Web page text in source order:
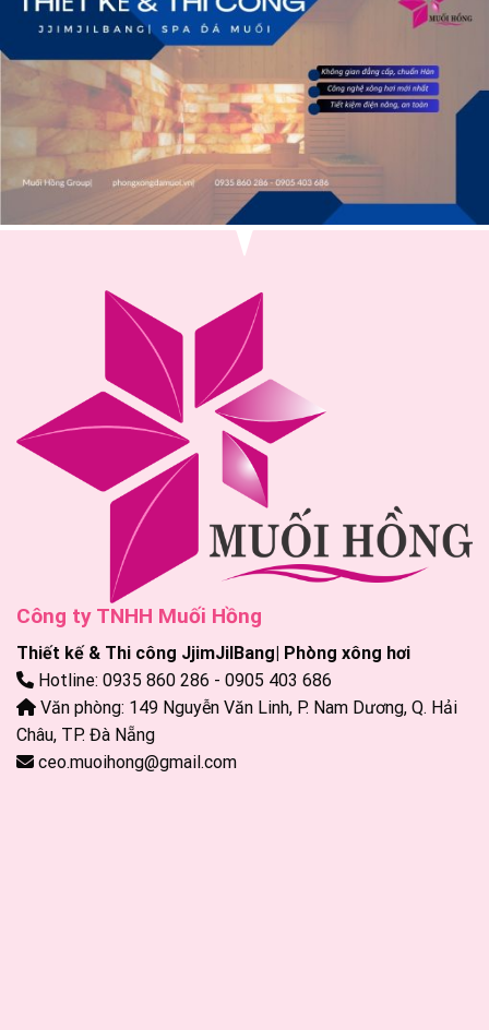
Công ty TNHH Muối Hồng
Thiết kế & Thi công JjimJilBang| Phòng xông hơi
Hotline: 0935 860 286 - 0905 403 686
Văn phòng: 149 Nguyễn Văn Linh, P. Nam Dương, Q. Hải
Châu, TP. Đà Nẵng
ceo.muoihong@gmail.com